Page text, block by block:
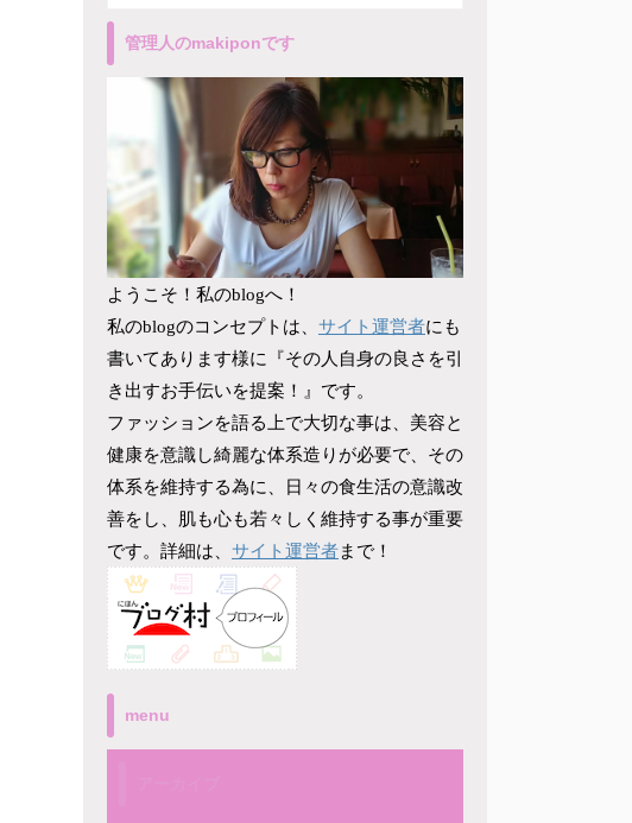
管理人のmakiponです
ようこそ！私のblogへ！
私のblogのコンセプトは、 サイト運営者にも
書いてあります様に『その人自身の良さを引
き出すお手伝いを提案！』です。
ファッションを語る上で大切な事は、美容と
健康を意識し綺麗な体系造りが必要で、その
体系を維持する為に、日々の食生活の意識改
善をし、肌も心も若々しく維持する事が重要
です。詳細は、 サイト運営者まで！
menu